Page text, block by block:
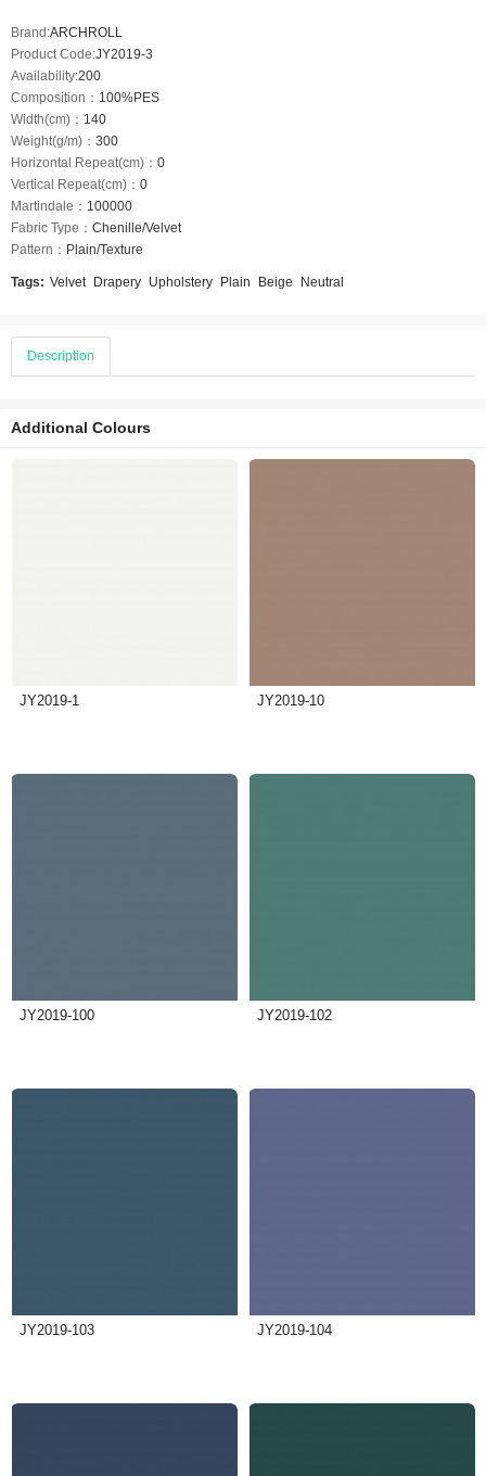
Brand:ARCHROLL
Product Code:JY2019-3
Availability:200
Composition： 100%PES
Width(cm)： 140
Weight(g/m)： 300
Horizontal Repeat(cm)： 0
Vertical Repeat(cm)： 0
Martindale： 100000
Fabric Type： Chenille/Velvet
Pattern： Plain/Texture
Tags: Velvet Drapery Upholstery Plain Beige Neutral
Description
Additional Colours
JY2019-1 JY2019-10
JY2019-100 JY2019-102
JY2019-103 JY2019-104